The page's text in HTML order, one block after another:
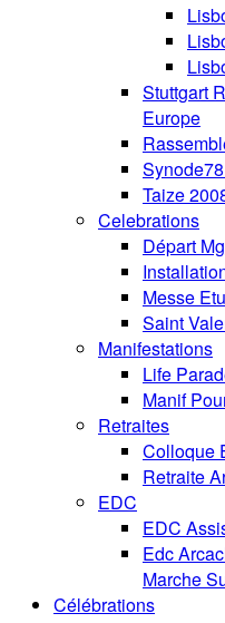
Stuttgart
Europe
Taize
Celebrations
Départ
Messe
Saint
Manifestations
Life
Manif
Retraites
Colloque
Retraite
EDC
EDC
Edc
Marche
Célébrations